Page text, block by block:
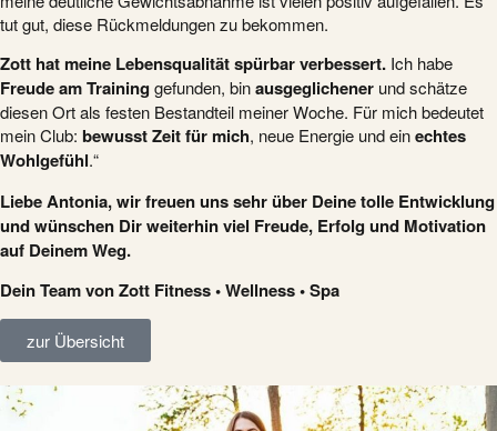
tut gut, diese Rückmeldungen zu bekommen.
Zott hat meine Lebensqualität spürbar verbessert. Ich habe
Freude am Traininggefunden, binausgeglichener und schätze
diesen Ort als festen Bestandteil meiner Woche. Für mich bedeutet
mein Club: bewusst Zeit für mich, neue Energie und einechtes
Wohlgefühl.“
Liebe Antonia, wir freuen uns sehr über Deine tolle Entwicklung
und wünschen Dir weiterhin viel Freude, Erfolg und Motivation
auf Deinem Weg.
Dein Team von Zott Fitness • Wellness • Spa
zur Übersicht